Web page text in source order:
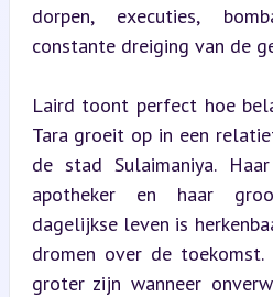
dorpen, executies,
constante dreiging van de
Laird toont perfect hoe
Tara groeit op in een
de stad Sulaimaniya.
apotheker en haar
dagelijkse leven is
dromen over de
groter zijn wanneer